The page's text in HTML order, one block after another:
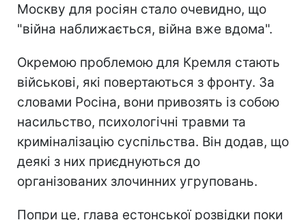
Москву для росіян стало очевидно, що
"війна наближається, війна вже вдома".
Окремою проблемою для Кремля стають
військові, які повертаються з фронту. За
словами Росіна, вони привозять із собою
насильство, психологічні травми та
криміналізацію суспільства. Він додав, що
деякі з них приєднуються до
організованих злочинних угруповань.
Попри це, глава естонської розвідки поки